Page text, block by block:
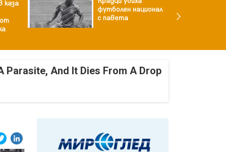
каза
футболен национал
с павета
Parasite, And It Dies From A Drop